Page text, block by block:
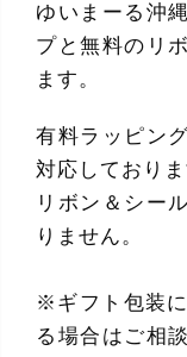
ゆいまーる沖
プと無料のリ
ます。
有料ラッピン
対応しておりま
リボン＆シー
りません。
※ギフト包装
る場合はご相